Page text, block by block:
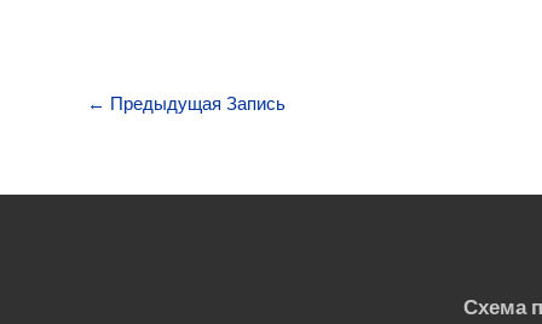
← Предыдущая Запись
Схема